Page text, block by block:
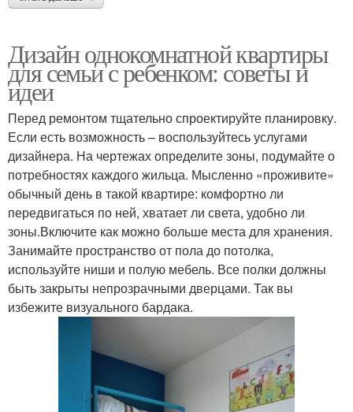
Дизайн однокомнатной квартиры
для семьи с ребенком: советы и
идеи
Перед ремонтом тщательно спроектируйте планировку.
Если есть возможность – воспользуйтесь услугами
дизайнера. На чертежах определите зоны, подумайте о
потребностях каждого жильца. Мысленно «проживите»
обычный день в такой квартире: комфортно ли
передвигаться по ней, хватает ли света, удобно ли
зоны.Включите как можно больше места для хранения.
Занимайте пространство от пола до потолка,
используйте ниши и полую мебель. Все полки должны
быть закрыты непрозрачными дверцами. Так вы
избежите визуального бардака.